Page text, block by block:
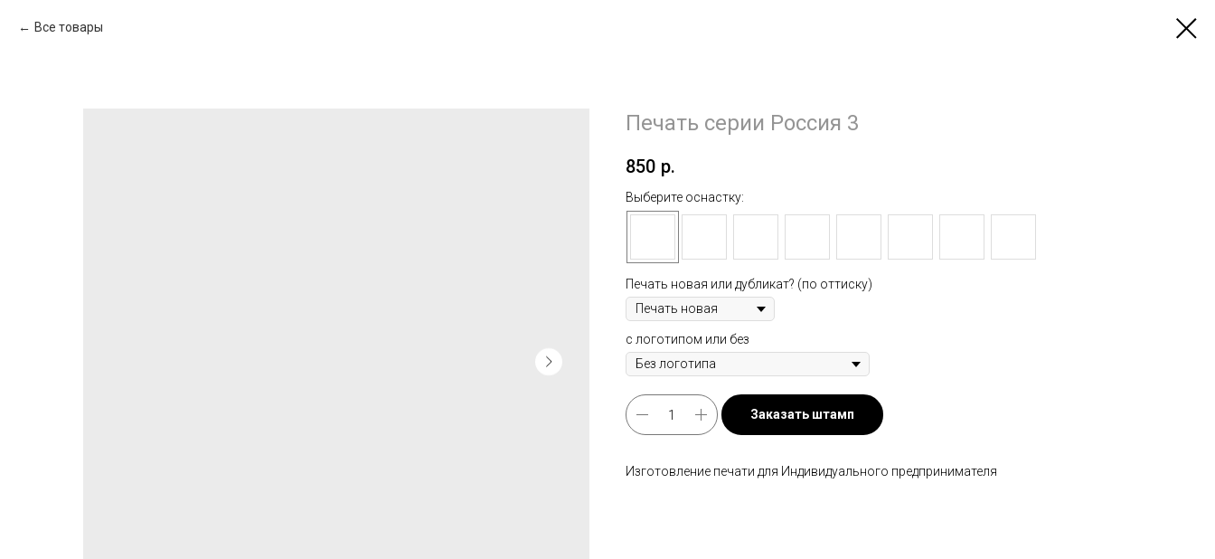
Все товары
Печать серии Россия 3
850 р.
Выберите оснастку:
Печать новая или дубликат? (по оттиску)
с логотипом или без
Заказать штамп
Изготовление печати для Индивидуального предпринимателя